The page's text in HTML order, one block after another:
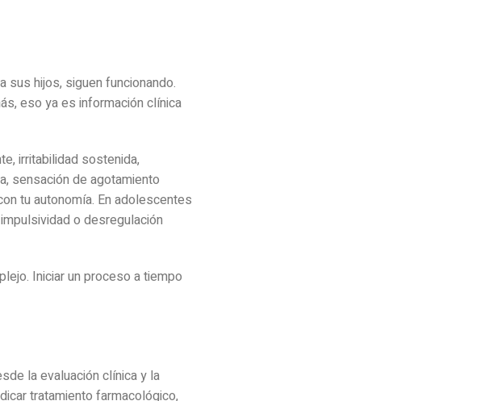
sus hijos, siguen funcionando.
eso ya es información clínica
irritabilidad sostenida,
sensación de agotamiento
tu autonomía. En adolescentes
o desregulación
Iniciar un proceso a tiempo
la evaluación clínica y la
tratamiento farmacológico,